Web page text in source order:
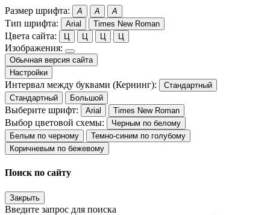
Размер шрифта: A A A
Тип шрифта: Arial Times New Roman
Цвета сайта: Ц Ц Ц Ц
Изображения:
Обычная версия сайта
Настройки
Интервал между буквами (Кернинг):
Стандартный
Стандартный
Большой
Выберите шрифт: Arial Times New Roman
Выбор цветовой схемы:
Черным по белому
Белым по черному
Темно-синим по голубому
Коричневым по бежевому
Поиск по сайту
Закрыть
Введите запрос для поиска